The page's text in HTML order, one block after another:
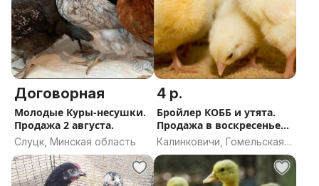
Договорная
Молодые Куры-несушки.
Продажа 2 августа.
Слуцк, Минская область
4 р.
Бройлер КОББ и утята.
Продажа в воскресенье
9.08
Калинковичи, Гомельская
область